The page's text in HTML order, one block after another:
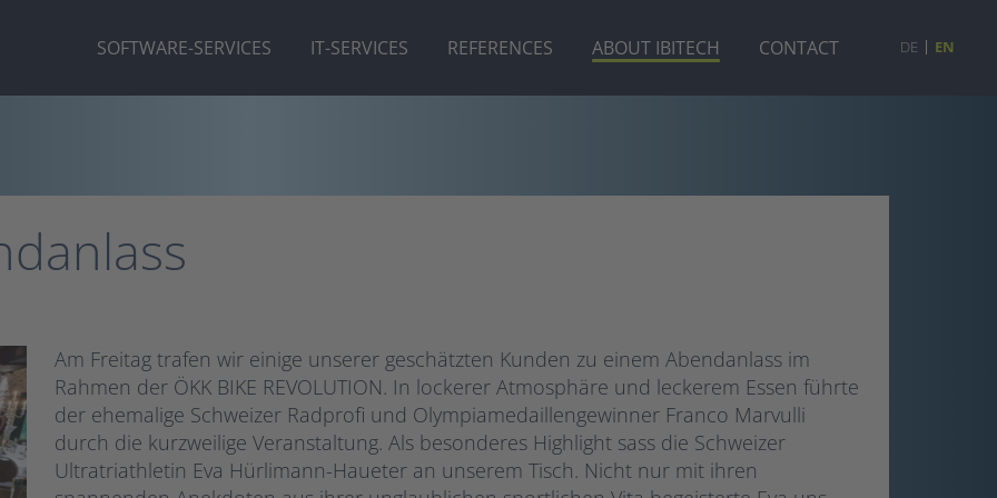
SOFTWARE-SERVICES IT-SERVICES REFERENCES ABOUT IBITECH CONTACT DE EN
Am Freitag trafen wir einige unserer geschätzten Kunden zu einem Abendanlass im
Rahmen der ÖKK BIKE REVOLUTION. In lockerer Atmosphäre und leckerem Essen führte
der ehemalige Schweizer Radprofi und Olympiamedaillengewinner Franco Marvulli
durch die kurzweilige Veranstaltung. Als besonderes Highlight sass die Schweizer
Ultratriathletin Eva Hürlimann-Haueter an unserem Tisch. Nicht nur mit ihren